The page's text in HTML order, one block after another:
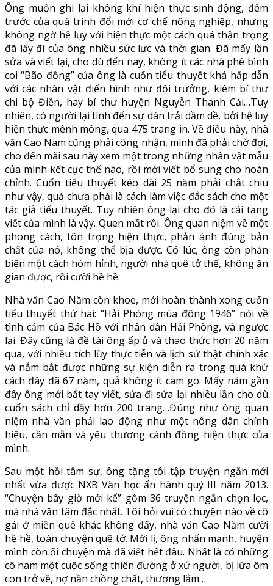
Ông muốn ghi lại không khí hiện thực sinh động, đêm
trước của quá trình đổi mới cơ chế nông nghiệp, nhưng
không ngờ hệ lụy với hiện thực một cách quá thận trọng
đã lấy đi của ông nhiều sức lực và thời gian. Đã mấy lần
sửa và viết lại, cho dù đến nay, không ít các nhà phê bình
coi “Bão đồng” của ông là cuốn tiểu thuyết khá hấp dẫn
với các nhân vật điển hình như đội trưởng, kiêm bí thư
chi bộ Điền, hay bí thư huyện Nguyễn Thanh Cải…Tuy
nhiên, có người lại tính đến sự dàn trải dầm dề, bởi hệ lụy
hiện thực mênh mông, qua 475 trang in. Về điều này, nhà
văn Cao Nam cũng phải công nhận, mình đã phải chờ đợi,
cho đến mãi sau này xem một trong những nhân vật mẫu
của mình kết cục thế nào, rồi mới viết bổ sung cho hoàn
chỉnh. Cuốn tiểu thuyết kéo dài 25 năm phải chắt chiu
như vậy, quả chưa phải là cách làm việc đắc sách cho một
tác giả tiểu thuyết. Tuy nhiên ông lại cho đó là cái tạng
viết của mình là vậy. Quen mất rồi. Ông quan niệm về một
phong cách, tôn trọng hiện thực, phản ánh đúng bản
chất của nó, không thể bịa được. Có lúc, ông còn phản
biện một cách hóm hỉnh, người nhà quê tở thế, không ăn
gian được, rồi cười hề hề.
Nhà văn Cao Năm còn khoe, mới hoàn thành xong cuốn
tiểu thuyết thứ hai: “Hải Phòng mùa đông 1946” nói về
tình cảm của Bác Hồ với nhân dân Hải Phòng, và ngược
lại. Đây cũng là đề tài ông ấp ủ và thao thức hơn 20 năm
qua, với nhiều tích lũy thực tiễn và lịch sử thật chính xác
và nắm bắt được những sự kiện diễn ra trong quá khứ
cách đây đã 67 năm, quả không ít cam go. Mấy năm gần
đây ông mới bắt tay viết, sửa đi sửa lại nhiều lần cho dù
cuốn sách chỉ dầy hơn 200 trang…Đúng như ông quan
niệm nhà văn phải lao động như một nông dân chính
hiệu, cần mẫn và yêu thương cánh đồng hiện thực của
mình.
Sau một hồi tâm sự, ông tặng tôi tập truyện ngắn mới
nhất vừa được NXB Văn học ấn hành quý III năm 2013.
“Chuyện bây giờ mới kể” gồm 36 truyện ngắn chọn lọc,
mà nhà văn tâm đắc nhất. Tôi hỏi vui có chuyện nào về cô
gái ở miền quê khác không đấy, nhà văn Cao Năm cười
hề hề, toàn chuyện quê tớ. Mới lị, ông nhấn mạnh, huyện
mình còn ối chuyện mà đã viết hết đâu. Nhất là có những
cô ham một cuộc sống thiên đường ở xứ người, bị lừa ôm
con trở về, nợ nần chồng chất, thương lắm…